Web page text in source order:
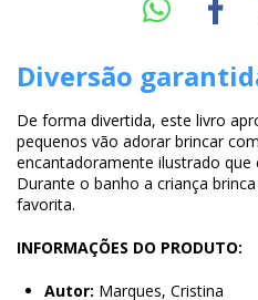
Diversão
De forma divertida, este livro
pequenos vão adorar brincar
encantadoramente ilustrado
Durante o banho a criança
favorita.
INFORMAÇÕES DO PRODUTO:
Autor: Marques, Cristina